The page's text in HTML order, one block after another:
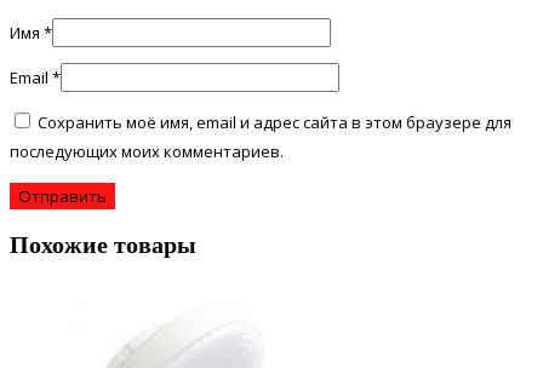
Имя *
Email *
Сохранить моё имя, email и адрес сайта в этом браузере для
последующих моих комментариев.
Похожие товары